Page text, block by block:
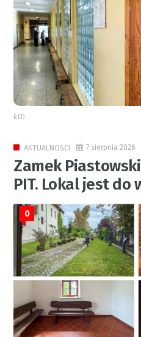
RED.
AKTUALNOŚCI 7 sierpnia 2026
Zamek
PIT. Lokal jest do
0